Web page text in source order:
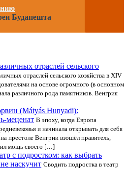
Будапешта
отраслей сельского
отраслей сельского хозяйства в XIV
на основе огромного (в основном
различного рода памятников. Венгрия
(Mátyás Hunyadi):
меценат В эпоху, когда Европа
и начинала открывать для себя
престоле Венгрии взошёл правитель,
мощь своего […]
с подростком: как выбрать
наскучит Сводить подростка в театр